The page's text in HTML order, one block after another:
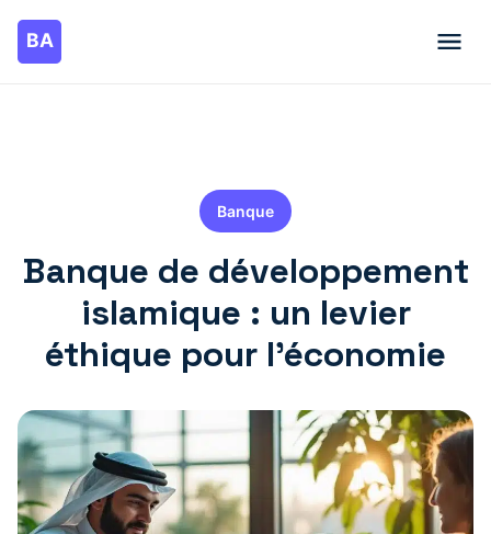
Banque
Banque de développement
islamique : un levier
éthique pour l’économie